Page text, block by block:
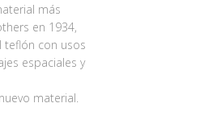
más
en 1934,
teflón con usos
espaciales y
material.